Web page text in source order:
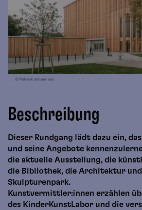
© Patrick Johannsen
Beschreibung
Dieser Rundgang lädt dazu ein,
und seine Angebote
die aktuelle Ausstellung, die
die Bibliothek, die Architektur
Skulpturenpark.
Kunstvermittler:innen erzählen
des KinderKunstLabor und die